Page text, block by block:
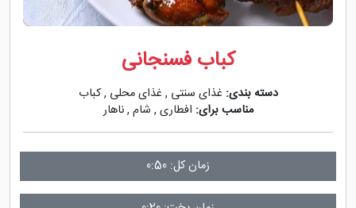
کباب فسنجانی
دسته بندی: غذای سنتی , غذای محلی ,کباب
مناسب برای: افطاری , شام ,ناهار
زمان کل: 0:50